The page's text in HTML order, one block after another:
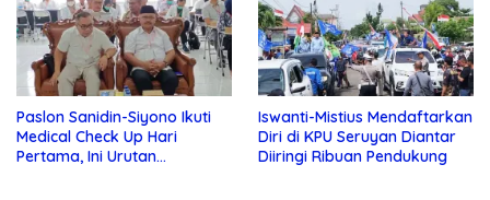
Paslon Sanidin-Siyono Ikuti
Medical Check Up Hari
Pertama, Ini Urutan
Iswanti-Mistius Mendaftarkan
Diri di KPU Seruyan Diantar
Diiringi Ribuan Pendukung